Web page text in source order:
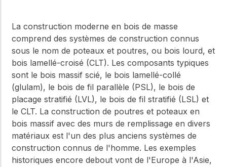
La construction moderne en bois de masse
comprend des systèmes de construction connus
sous le nom de poteaux et poutres, ou bois lourd, et
bois lamellé-croisé (CLT). Les composants typiques
sont le bois massif scié, le bois lamellé-collé
(glulam), le bois de fil parallèle (PSL), le bois de
placage stratifié (LVL), le bois de fil stratifié (LSL) et
le CLT. La construction de poutres et poteaux en
bois massif avec des murs de remplissage en divers
matériaux est l'un des plus anciens systèmes de
construction connus de l'homme. Les exemples
historiques encore debout vont de l'Europe à l'Asie,